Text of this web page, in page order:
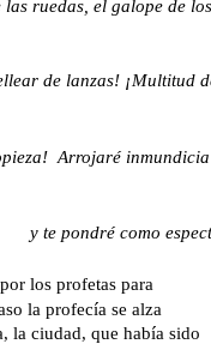
ruedas, el galope de los
de lanzas! ¡Multitud
Arrojaré inmundicia
y te pondré como
los profetas para
la profecía se alza
la ciudad, que había sido